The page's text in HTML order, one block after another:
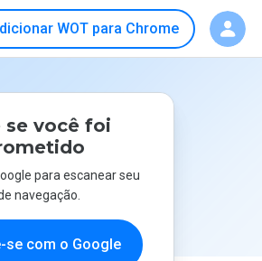
WOT para Chrome
se você foi
para escanear seu
navegação.
se com o Google